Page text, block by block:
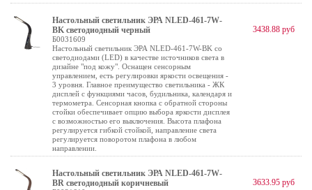
Настольный светильник ЭРА NLED-461-7W-
BK светодиодный черный
Б0031609
Настольный светильник ЭРА NLED-461-7W-BK со
светодиодами (LED) в качестве источников света в
дизайне "под кожу". Оснащен сенсорным
управлением, есть регулировки яркости освещения -
3 уровня. Главное преимущество светильника - ЖК
дисплей с функциями часов, будильника, календаря и
термометра. Сенсорная кнопка с обратной стороны
стойки обеспечивает опцию выбора яркости дисплея
с возможностью его выключения. Высота плафона
регулируется гибкой стойкой, направление света
регулируется поворотом плафона в любом
направлении.
3438.88 руб
Настольный светильник ЭРА NLED-461-7W-
BR светодиодный коричневый
3633.95 руб